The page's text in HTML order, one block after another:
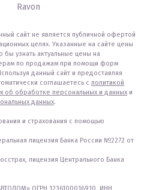
Ravon
сайт не является публичной офертой
целях. Указанные на сайте цены
бы узнать актуальные цены на
по продажам при помощи форм
данный сайт и предоставляя
соглашаетесь с политикой
об обработке персональных и данных и
данных.
и страхования с помощью
лицензия Банка России №2272 от
лицензия Центрального Банка